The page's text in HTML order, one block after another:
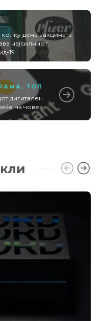
дена вакцината
најсилниот
19
, ТОП
дигитален
на човек